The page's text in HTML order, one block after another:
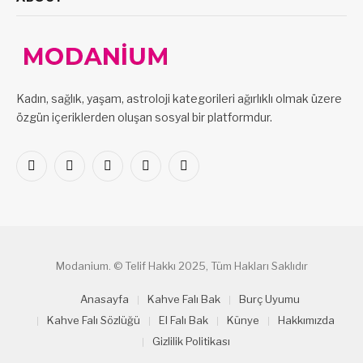
Kadın, sağlık, yaşam, astroloji kategorileri ağırlıklı olmak üzere
özgün içeriklerden oluşan sosyal bir platformdur.
Facebook
X
PinterestLinkedInVKontakte
Modanium. © Telif Hakkı 2025, Tüm Hakları Saklıdır
Anasayfa Kahve Falı Bak
Burç Uyumu
Kahve Falı Sözlüğü
El Falı Bak Künye
Hakkımızda
Gizlilik Politikası